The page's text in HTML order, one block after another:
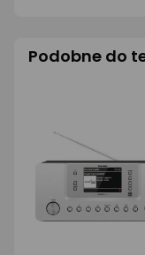
Podobne do